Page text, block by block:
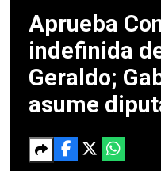
Aprueba
indefinida
Geraldo;
asume